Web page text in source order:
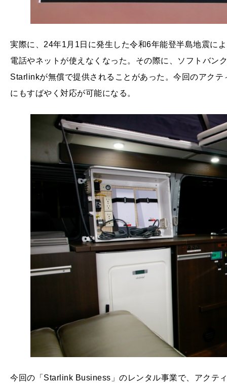
実際に、24年1月1日に発生した令和6年能登半島地震に
電話やネットが使えなくなった。その際に、ソフトバン
Starlinkが無償で提供されることがあった。今回のアク
にもすばやく対応が可能になる。
今回の「Starlink Business」のレンタル事業で、アクテ